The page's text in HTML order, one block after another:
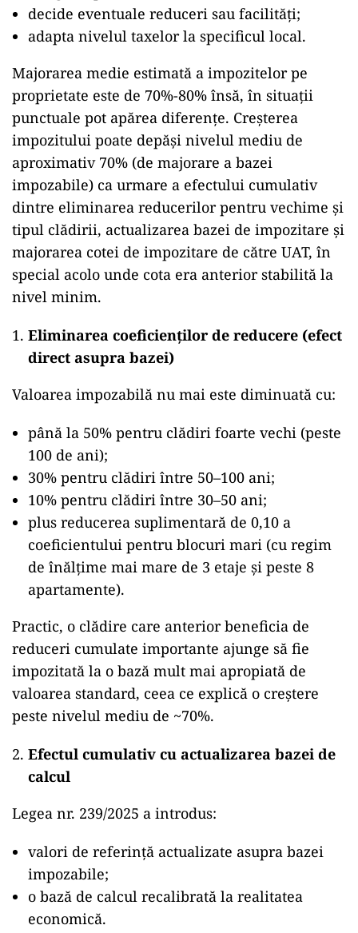
decide eventuale reduceri sau facilități;
adapta nivelul taxelor la specificul local.
Majorarea medie estimată a impozitelor pe
proprietate este de 70%-80% însă, în situații
punctuale pot apărea diferențe. Creșterea
impozitului poate depăși nivelul mediu de
aproximativ 70% (de majorare a bazei
impozabile) ca urmare a efectului cumulativ
dintre eliminarea reducerilor pentru vechime și
tipul clădirii, actualizarea bazei de impozitare și
majorarea cotei de impozitare de către UAT, în
special acolo unde cota era anterior stabilită la
nivel minim.
Eliminarea coeficienților de reducere (efect
direct asupra bazei)
Valoarea impozabilă nu mai este diminuată cu:
până la 50% pentru clădiri foarte vechi (peste
100 de ani);
30% pentru clădiri între 50–100 ani;
10% pentru clădiri între 30–50 ani;
plus reducerea suplimentară de 0,10 a
coeficientului pentru blocuri mari (cu regim
de înălțime mai mare de 3 etaje și peste 8
apartamente).
Practic, o clădire care anterior beneficia de
reduceri cumulate importante ajunge să fie
impozitată la o bază mult mai apropiată de
valoarea standard, ceea ce explică o creștere
peste nivelul mediu de ~70%.
Efectul cumulativ cu actualizarea bazei de
calcul
Legea nr. 239/2025 a introdus:
valori de referință actualizate asupra bazei
impozabile;
o bază de calcul recalibrată la realitatea
economică.